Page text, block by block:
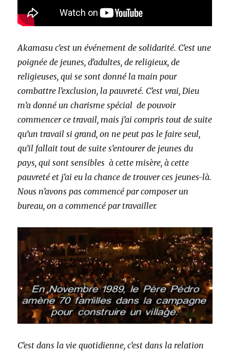
Akamasu c’est un événement de solidarité. C’est une
poignée de jeunes, d’adultes, de religieux, de
religieuses, qui se sont donné la main pour
combattre l’exclusion, la pauvreté. C’est vrai, Dieu
m’a donné un charisme spécial de pouvoir
commencer ce travail, mais j’ai compris tout de suite
qu’un travail si grand, on ne peut pas le faire seul,
qu’il fallait tout de suite s’entourer de jeunes du
pays, qui sont sensibles à cette misère, à cette
pauvreté et j’ai eu la chance de trouver ces jeunes-là.
Nous n’avons pas commencé par composer un
bureau, on a commencé par travailler.
C’est dans la vie quotidienne, c’est dans la relation